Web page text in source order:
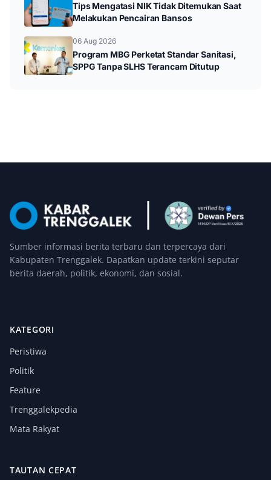
Tips Mengatasi NIK Tidak Ditemukan Saat
Melakukan Pencairan Bansos
06 Aug 2026
Program MBG Perketat Standar Sanitasi,
SPPG Tanpa SLHS Terancam Ditutup
Sumber informasi berita terbaru dan terpercaya dari
Kabupaten Trenggalek. Dapatkan update terkini seputar
berita daerah, politik, ekonomi, dan sosial.
KATEGORI
Peristiwa
Politik
Feature
Trenggalekpedia
Mata Rakyat
TAUTAN CEPAT